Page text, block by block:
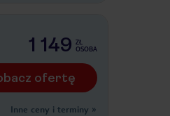
1 149 ZŁ
OSOBA
ofertę
Inne ceny i terminy »